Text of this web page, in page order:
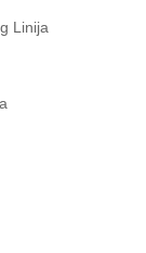
Linija